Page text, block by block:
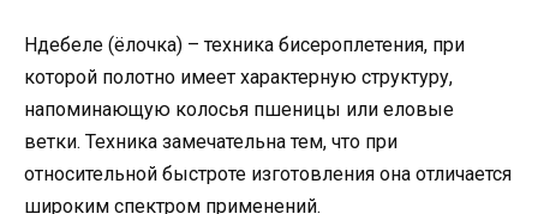
Ндебеле (ёлочка) – техника бисероплетения, при
которой полотно имеет характерную структуру,
напоминающую колосья пшеницы или еловые
ветки. Техника замечательна тем, что при
относительной быстроте изготовления она отличается
широким спектром применений.